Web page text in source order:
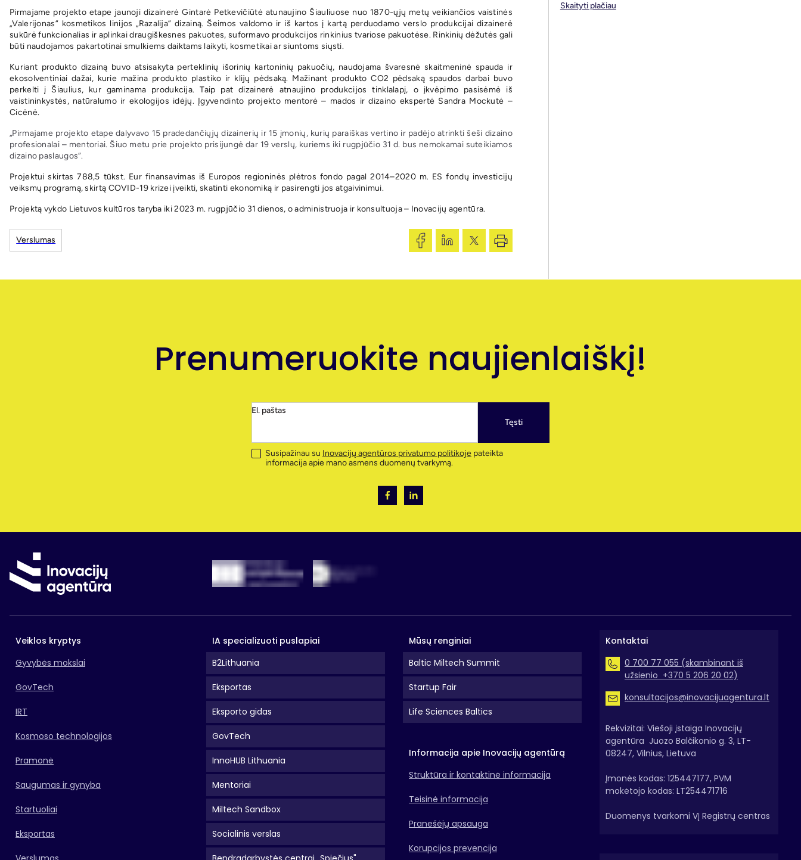
Pirmajame projekto etape jaunoji dizainerė Gintarė Petkevičiūtė atunaujino Šiauliuose nuo 1870-ųjų metų veikiančios vaistinės
„Valerijonas“ kosmetikos linijos „Razalija“ dizainą. Šeimos valdomo ir iš kartos į kartą perduodamo verslo produkcijai dizainerė
sukūrė funkcionalias ir aplinkai draugiškesnes pakuotes, suformavo produkcijos rinkinius tvariose pakuotėse. Rinkinių dėžutės gali
būti naudojamos pakartotinai smulkiems daiktams laikyti, kosmetikai ar siuntoms siųsti.
Kuriant produkto dizainą buvo atsisakyta perteklinių išorinių kartoninių pakuočių, naudojama švaresnė skaitmeninė spauda ir
ekosolventiniai dažai, kurie mažina produkto plastiko ir klijų pėdsaką. Mažinant produkto CO2 pėdsaką spaudos darbai buvo
perkelti į Šiaulius, kur gaminama produkcija. Taip pat dizainerė atnaujino produkcijos tinklalapį, o įkvėpimo pasisėmė iš
vaistininkystės, natūralumo ir ekologijos idėjų. Įgyvendinto projekto mentorė – mados ir dizaino ekspertė Sandra Mockutė –
Cicėnė.
„Pirmajame projekto etape dalyvavo 15 pradedančiųjų dizainerių ir 15 įmonių, kurių paraiškas vertino ir padėjo atrinkti šeši dizaino
profesionalai – mentoriai. Šiuo metu prie projekto prisijungė dar 19 verslų, kuriems iki rugpjūčio 31 d. bus nemokamai suteikiamos
dizaino paslaugos“.
Projektui skirtas 788,5 tūkst. Eur finansavimas iš Europos regioninės plėtros fondo pagal 2014–2020 m. ES fondų investicijų
veiksmų programą, skirtą COVID-19 krizei įveikti, skatinti ekonomiką ir pasirengti jos atgaivinimui.
Projektą vykdo Lietuvos kultūros taryba iki 2023 m. rugpjūčio 31 dienos, o administruoja ir konsultuoja – Inovacijų agentūra.
Verslumas
Skaityti plačiau
Prenumeruokite naujienlaiškį!
El. paštas
Tęsti
Susipažinau su Inovacijų agentūros privatumo politikoje pateikta
informacija apie mano asmens duomenų tvarkymą.
Veiklos kryptys
Gyvybės mokslai
GovTech
IRT
Kosmoso technologijos
Pramonė
Saugumas ir gynyba
Startuoliai
Eksportas
IA specializuoti puslapiai
B2Lithuania
Eksportas
Eksporto gidas
GovTech
InnoHUB Lithuania
Mentoriai
Miltech Sandbox
Socialinis verslas
Mūsų renginiai
Baltic Miltech Summit
Startup Fair
Life Sciences Baltics
Informacija apie Inovacijų agentūrą
Struktūra ir kontaktinė informacija
Teisinė informacija
Pranešėjų apsauga
Korupcijos prevencija
Kontaktai
0 700 77 055 (skambinant iš
užsienio +370 5 206 20 02)
konsultacijos@inovacijuagentura.lt
Rekvizitai: Viešoji įstaiga Inovacijų
agentūra Juozo Balčikonio g. 3, LT-
08247, Vilnius, Lietuva
Įmonės kodas: 125447177, PVM
mokėtojo kodas: LT254471716
Duomenys tvarkomi VĮ Registrų centras